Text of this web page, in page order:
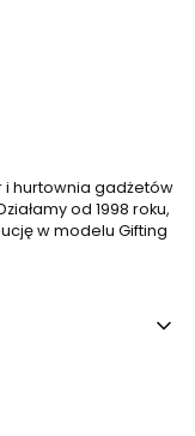
hurtownia gadżetów
od 1998 roku,
w modelu Gifting